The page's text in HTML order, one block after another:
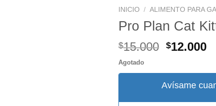
INICIO / ALIMENTO PARA
Pro Plan Cat
$15.000 El
original
era:
$12.000El
Agotado
Avísame